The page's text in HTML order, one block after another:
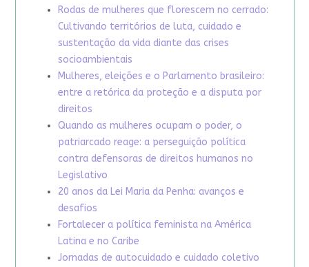
Rodas de mulheres que florescem no cerrado:
Cultivando territórios de luta, cuidado e
sustentação da vida diante das crises
socioambientais
Mulheres, eleições e o Parlamento brasileiro:
entre a retórica da proteção e a disputa por
direitos
Quando as mulheres ocupam o poder, o
patriarcado reage: a perseguição política
contra defensoras de direitos humanos no
Legislativo
20 anos da Lei Maria da Penha: avanços e
desafios
Fortalecer a política feminista na América
Latina e no Caribe
Jornadas de autocuidado e cuidado coletivo